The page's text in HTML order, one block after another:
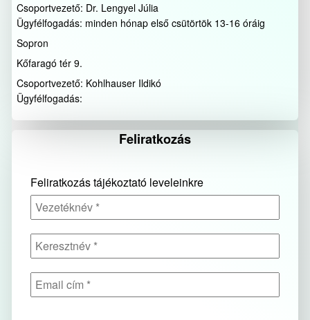
Csoportvezető: Dr. Lengyel Júlia
Ügyfélfogadás: minden hónap első csütörtök 13-16 óráig
Sopron
Kőfaragó tér 9.
Csoportvezető: Kohlhauser Ildikó
Ügyfélfogadás:
Feliratkozás
Feliratkozás tájékoztató leveleinkre